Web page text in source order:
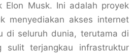
Elon Musk. Ini adalah proyek
menyediakan akses internet
di seluruh dunia, terutama di
sulit terjangkau infrastruktur